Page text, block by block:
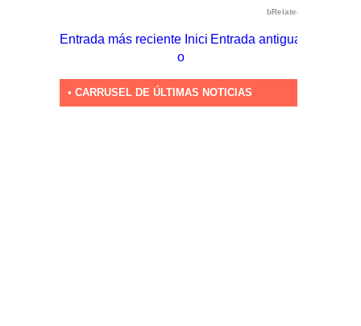
bRelated
Entrada más reciente Entrada antigua
Inici
o
• CARRUSEL DE ÚLTIMAS NOTICIAS